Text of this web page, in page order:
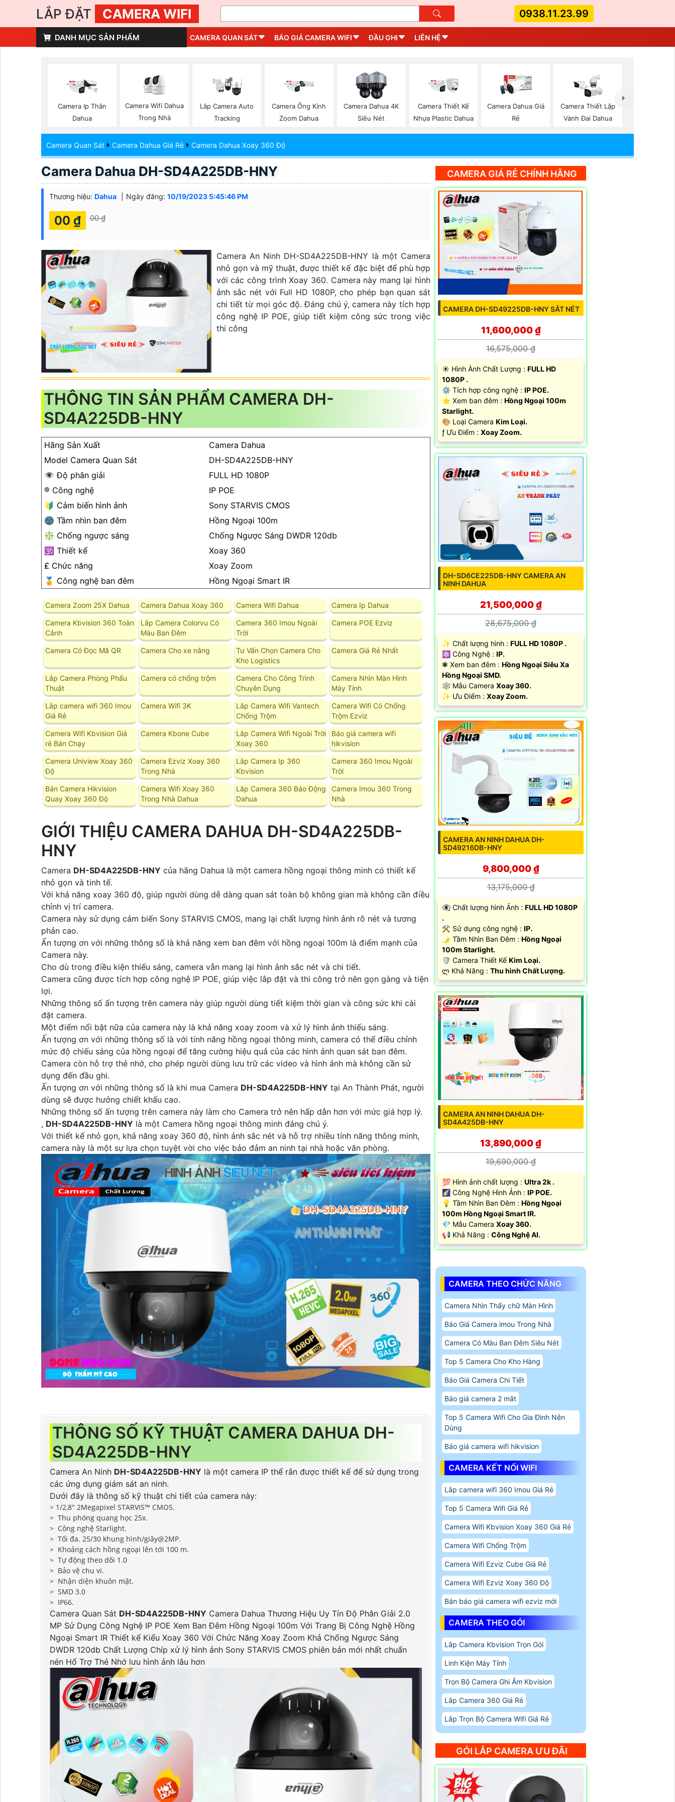
LẮP ĐẶT CAMERA WIFI 0938.11.23.99
DANH MỤC SẢN PHẨM CAMERA QUAN SÁT BÁO GIÁ CAMERA WIFI ĐẦU GHI LIÊN HỆ
Camera Ip Thân
Dahua
Camera Wifi Dahua
Trong Nhà
Lắp Camera Auto
Tracking
Camera Ống Kính
Zoom Dahua
Camera Dahua 4K
Siêu Nét
Camera Thiết Kế
Nhựa Plastic Dahua
Camera Dahua Giá
Rẻ
Camera Thiết Lập
Vành Đai Dahua
Camera Quan Sát Camera Dahua Giá Rẻ Camera Dahua Xoay 360 Độ
Camera Dahua DH-SD4A225DB-HNY
Thương hiệu: Dahua Ngày đăng: 10/19/2023 5:45:46 PM
00 ₫ 00 ₫
Camera An Ninh DH-SD4A225DB-HNY là một Camera
nhỏ gọn và mỹ thuật, được thiết kế đặc biệt để phù hợp
với các công trình Xoay 360. Camera này mang lại hình
ảnh sắc nét với Full HD 1080P, cho phép bạn quan sát
chi tiết từ mọi góc độ. Đáng chú ý, camera này tích hợp
công nghệ IP POE, giúp tiết kiệm công sức trong việc
thi công
THÔNG TIN SẢN PHẨM CAMERA DH-
SD4A225DB-HNY
Hãng Sản Xuất
Camera Dahua
Model Camera Quan Sát
DH-SD4A225DB-HNY
👁 Độ phân giải
FULL HD 1080P
®️ Công nghệ
IP POE
🔰 Cảm biến hình ảnh
Sony STARVIS CMOS
🌚 Tầm nhìn ban đêm
Hồng Ngoại 100m
❇️ Chống ngược sáng
Chống Ngược Sáng DWDR 120db
🕉️ Thiết kế
Xoay 360
₤ Chức năng
Xoay Zoom
️🏅️ Công nghệ ban đêm
Hồng Ngoại Smart IR
Camera Zoom 25X Dahua Camera Dahua Xoay 360 Camera Wifi Dahua Camera Ip Dahua
Camera Kbvision 360 Toàn
Cảnh
Lắp Camera Colorvu Có
Màu Ban Đêm
Camera 360 Imou Ngoài
Trời
Camera POE Ezviz
Camera Có Đọc Mã QR Camera Cho xe nâng
Tư Vấn Chọn Camera Cho
Kho Logistics
Camera Giá Rẻ Nhất
Lắp Camera Phòng Phẩu
Thuật
Camera có chống trộm
Camera Cho Công Trình
Chuyên Dụng
Camera Nhìn Màn Hình
Máy Tính
Lắp camera wifi 360 Imou
Giá Rẻ
Camera Wifi 3K
Lăp Camera Wifi Vantech
Chống Trộm
Camera Wifi Có Chống
Trộm Ezviz
Camera Wifi Kbvision Giá
rẻ Bán Chạy
Camera Kbone Cube
Lắp Camera Wifi Ngoài Trời
Xoay 360
Báo giá camera wifi
hikvision
Camera Uniview Xoay 360
Độ
Camera Ezviz Xoay 360
Trong Nhà
Lắp Camera Ip 360
Kbvision
Camera 360 Imou Ngoài
Trời
Bán Camera Hikvision
Quay Xoay 360 Độ
Camera Wifi Xoay 360
Trong Nhà Dahua
Lăp Camera 360 Báo Động
Dahua
Camera Imou 360 Trong
Nhà
GIỚI THIỆU CAMERA DAHUA DH-SD4A225DB-
HNY
Camera DH-SD4A225DB-HNY của hãng Dahua là một camera hồng ngoại thông minh có thiết kế
nhỏ gọn và tinh tế.
Với khả năng xoay 360 độ, giúp người dùng dễ dàng quan sát toàn bộ không gian mà không cần điều
chỉnh vị trí camera.
Camera này sử dụng cảm biến Sony STARVIS CMOS, mang lại chất lượng hình ảnh rõ nét và tương
phản cao.
Ấn tượng ơn với những thông số là khả năng xem ban đêm với hồng ngoại 100m là điểm mạnh của
Camera này.
Cho dù trong điều kiện thiếu sáng, camera vẫn mang lại hình ảnh sắc nét và chi tiết.
Camera cũng được tích hợp công nghệ IP POE, giúp việc lắp đặt và thi công trở nên gọn gàng và tiện
lợi.
Những thông số ấn tượng trên camera này giúp người dùng tiết kiệm thời gian và công sức khi cài
đặt camera.
Một điểm nổi bật nữa của camera này là khả năng xoay zoom và xử lý hình ảnh thiếu sáng.
Ấn tượng ơn với những thông số là với tính năng hồng ngoại thông minh, camera có thể điều chỉnh
mức độ chiếu sáng của hồng ngoại để tăng cường hiệu quả của các hình ảnh quan sát ban đêm.
Camera còn hỗ trợ thẻ nhớ, cho phép người dùng lưu trữ các video và hình ảnh mà không cần sử
dụng đến đầu ghi.
Ấn tượng ơn với những thông số là khi mua Camera DH-SD4A225DB-HNY tại An Thành Phát, người
dùng sẽ được hưởng chiết khấu cao.
Những thông số ấn tượng trên camera này làm cho Camera trở nên hấp dẫn hơn với mức giá hợp lý.
, DH-SD4A225DB-HNY là một Camera hồng ngoại thông minh đáng chú ý.
Với thiết kế nhỏ gọn, khả năng xoay 360 độ, hình ảnh sắc nét và hỗ trợ nhiều tính năng thông minh,
camera này là một sự lựa chọn tuyệt vời cho việc bảo đảm an ninh tại nhà hoặc văn phòng.
THÔNG SỐ KỸ THUẬT CAMERA DAHUA DH-
SD4A225DB-HNY
Camera An Ninh DH-SD4A225DB-HNY là một camera IP thể rắn được thiết kế để sử dụng trong
các ứng dụng giám sát an ninh.
Dưới đây là thông số kỹ thuật chi tiết của camera này:
> 1/2,8" 2Megapixel STARVIS™ CMOS.
> Thu phóng quang học 25x.
> Công nghệ Starlight.
> Tối đa. 25/30 khung hình/giây@2MP.
> Khoảng cách hồng ngoại lên tới 100 m.
> Tự động theo dõi 1.0
> Bảo vệ chu vi.
> Nhận diện khuôn mặt.
> SMD 3.0
> IP66.
Camera Quan Sát DH-SD4A225DB-HNY Camera Dahua Thương Hiệu Uy Tín Độ Phân Giải 2.0
MP Sử Dụng Công Nghệ IP POE Xem Ban Đêm Hồng Ngoại 100m Với Trang Bị Công Nghệ Hồng
Ngoại Smart IR Thiết kế Kiểu Xoay 360 Với Chức Năng Xoay Zoom Khả Chống Ngược Sáng
DWDR 120db Chất Lượng Chíp xử lý hình ảnh Sony STARVIS CMOS phiên bản mới nhất chuẩn
nén Hổ Trợ Thẻ Nhớ lưu hình ảnh lâu hơn
CAMERA GIÁ RẺ CHÍNH HÃNG
CAMERA DH-SD49225DB-HNY SẮT NÉT
11,600,000 ₫
16,575,000 ₫
☀️ Hình Ành Chất Lượng : FULL HD
1080P .
⚙ Tích hợp công nghệ : IP POE.
⭐ Xem ban đêm : Hồng Ngoại 100m
Starlight.
🎨 Loại Camera Kim Loại.
️ƒ Ưu Điểm : Xoay Zoom.
DH-SD6CE225DB-HNY CAMERA AN
NINH DAHUA
21,500,000 ₫
28,675,000 ₫
✨ Chất lượng hình : FULL HD 1080P .
⚛️ Công Nghệ : IP.
❃ Xem ban đêm : Hồng Ngoại Siêu Xa
Hồng Ngoại SMD.
🕸️ Mẫu Camera Xoay 360.
️✨ Ưu Điểm : Xoay Zoom.
CAMERA AN NINH DAHUA DH-
SD49216DB-HNY
9,800,000 ₫
13,175,000 ₫
👁️‍🗨 Chất lượng hình Ảnh : FULL HD 1080P
.
⚒ Sử dụng công nghệ : IP.
🌛 Tầm Nhìn Ban Đêm : Hồng Ngoại
100m Starlight.
🛡 Camera Thiết KếKim Loại.
️ლ Khả Năng : Thu hình Chất Lượng.
CAMERA AN NINH DAHUA DH-
SD4A425DB-HNY
13,890,000 ₫
19,690,000 ₫
💯 Hình ảnh chất lượng : Ultra 2k .
🌠 Công Nghệ Hình Ảnh : IP POE.
💡 Tầm Nhìn Ban Đêm : Hồng Ngoại
100m Hồng Ngoại Smart IR.
💎 Mẫu Camera Xoay 360.
️📢 Khả Năng : Công Nghệ AI.
CAMERA THEO CHỨC NĂNG
Camera Nhìn Thấy chữ Màn Hình
Báo Giá Camera imou Trong Nhà
Camera Có Màu Ban Đêm Siêu Nét
Top 5 Camera Cho Kho Hàng
Báo Giá Camera Chi Tiết
Báo giá camera 2 mắt
Top 5 Camera Wifi Cho Gia Đình Nên
Dùng
Báo giá camera wifi hikvision
CAMERA KẾT NỐI WIFI
Lắp camera wifi 360 Imou Giá Rẻ
Top 5 Camera Wifi Giá Rẻ
Camera Wifi Kbvision Xoay 360 Giá Rẻ
Camera Wifi Chống Trộm
Camera Wifi Ezviz Cube Giá Rẻ
Camera Wifi Ezviz Xoay 360 Độ
Bản báo giá camera wifi ezviz mới
CAMERA THEO GÓI
Lắp Camera Kbvision Trọn Gói
Linh Kiện Máy Tính
Trọn Bộ Camera Ghi Âm Kbvision
Lắp Camera 360 Giá Rẻ
Lắp Trọn Bộ Camera Wifi Giá Rẻ
GÓI LẮP CAMERA ƯU ĐÃI